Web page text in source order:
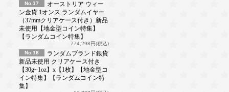
No.17
オーストリア ウィー
ン金貨 1オンス ランダムイヤー
（37mmクリアケース付き）新品
未使用【地金型コイン特集】
【ランダムコイン特集】
774,298円(税込)
No.18
ランダムブランド銀貨
新品未使用 クリアケース付き
【30g~1oz】x【1枚】【地金型コ
イン特集】【ランダムコイン特
集】